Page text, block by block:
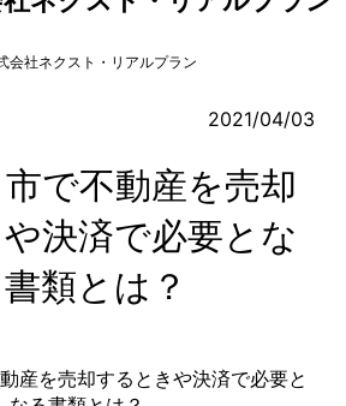
会社ネクスト・リアルプラン
2021/04/03
で不動産を売却
決済で必要とな
類とは？